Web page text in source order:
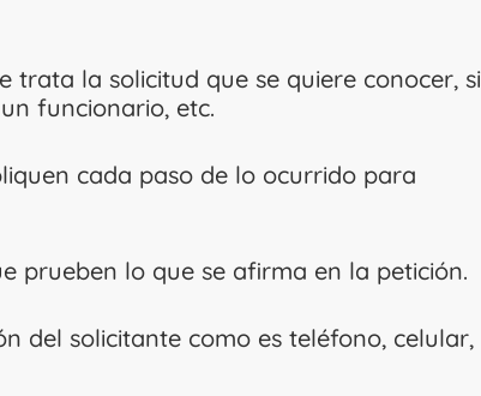
trata la solicitud que se quiere conocer, si
funcionario, etc.
cada paso de lo ocurrido para
prueben lo que se afirma en la petición.
del solicitante como es teléfono, celular,